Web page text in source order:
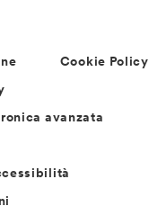
Cookie Policy
avanzata